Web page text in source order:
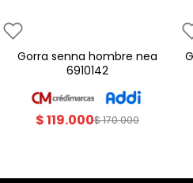
gorra senna hombre nea
6910142
$119.000$170.000